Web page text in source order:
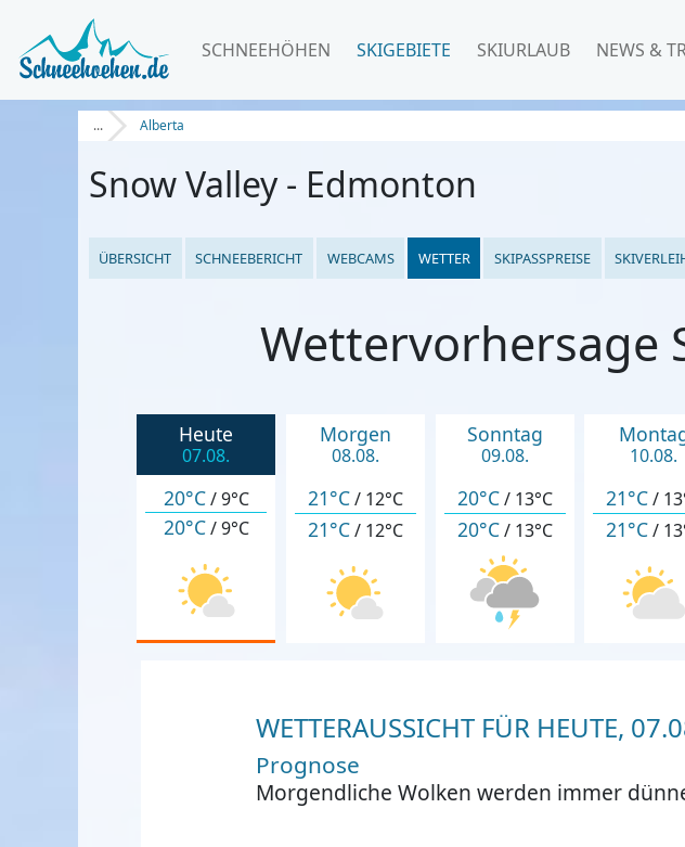
SCHNEEHÖHEN SKIGEBIETE SKIURLAUB NEWS &
... Alberta
Snow Valley - Edmonton
ÜBERSICHT SCHNEEBERICHT WEBCAMS WETTER SKIPASSPREISE
Wettervorhersage
Heute
07.08.
20°C/9°C
20°C/9°C
Morgen
08.08.
21°C/ 12°C
21°C/ 12°C
Sonntag
09.08.
20°C/ 13°C
20°C/ 13°C
10.08.
21°C/
21°C/
WETTERAUSSICHT FÜR HEUTE,
Prognose
Morgendliche Wolken werden immer